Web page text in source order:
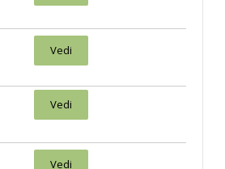
Vedi
Vedi
Vedi